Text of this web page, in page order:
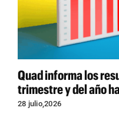
Quad informa los
trimestre y del año
28 julio,2026